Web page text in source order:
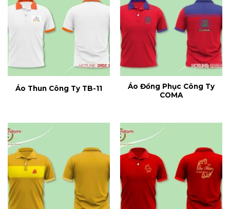
Áo Thun Công Ty TB-11
Áo Đồng Phục Công Ty
COMA